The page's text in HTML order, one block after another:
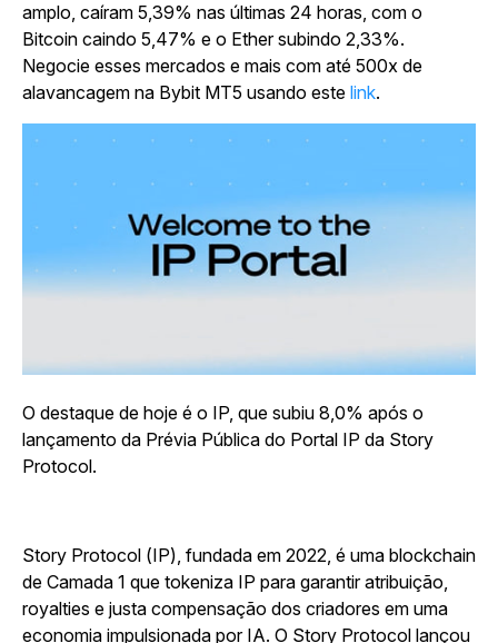
amplo, caíram 5,39% nas últimas 24 horas, com o
Bitcoin caindo 5,47% e o Ether subindo 2,33%.
Negocie esses mercados e mais com até 500x de
alavancagem na Bybit MT5 usando este link.
O destaque de hoje é o IP, que subiu 8,0% após o
lançamento da Prévia Pública do Portal IP da Story
Protocol.
Story Protocol (IP), fundada em 2022, é uma blockchain
de Camada 1 que tokeniza IP para garantir atribuição,
royalties e justa compensação dos criadores em uma
economia impulsionada por IA. O Story Protocol lançou